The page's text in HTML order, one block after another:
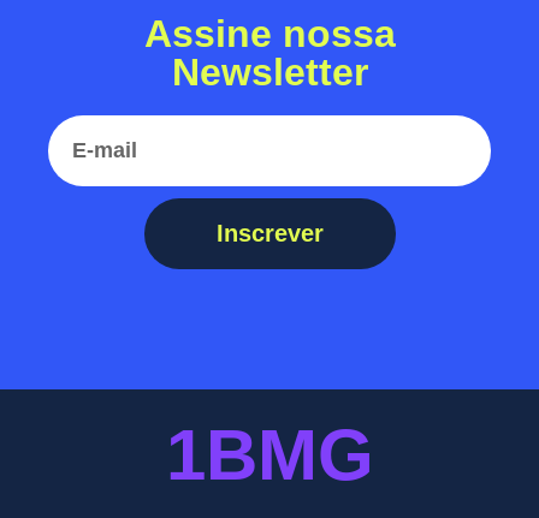
Assine nossa
Newsletter
Inscrever
1BMG